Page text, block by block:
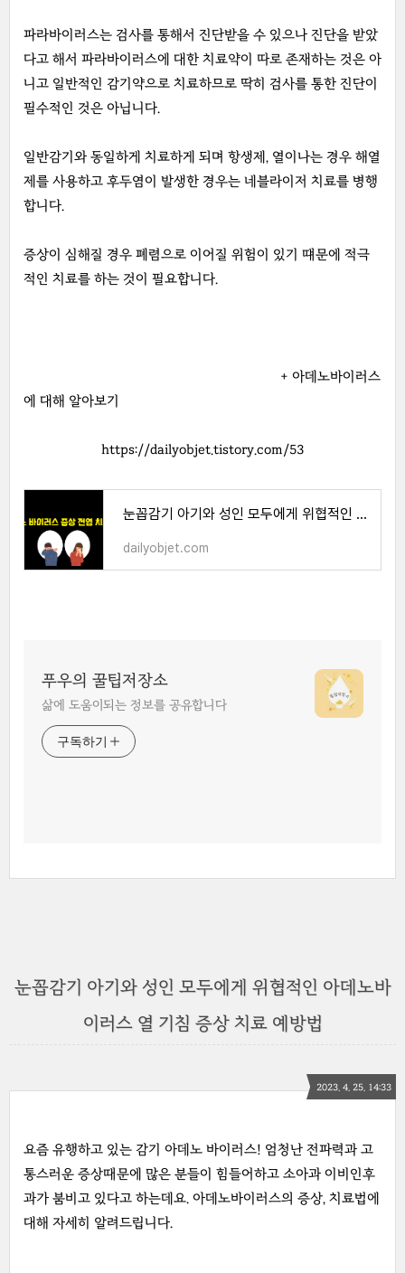
파라바이러스는 검사를 통해서 진단받을 수 있으나 진단을 받았
다고 해서 파라바이러스에 대한 치료약이 따로 존재하는 것은 아
니고 일반적인 감기약으로 치료하므로 딱히 검사를 통한 진단이
필수적인 것은 아닙니다.
일반감기와 동일하게 치료하게 되며 항생제, 열이나는 경우 해열
제를 사용하고 후두염이 발생한 경우는 네블라이저 치료를 병행
합니다.
증상이 심해질 경우 폐렴으로 이어질 위험이 있기 떄문에 적극
적인 치료를 하는 것이 필요합니다.
+ 아데노바이러스
에 대해 알아보기
https://dailyobjet.tistory.com/53
눈꼽감기 아기와 성인 모두에게 위협적인 아데노바이러스 열 기침 증상 치료 예방법
dailyobjet.com
푸우의 꿀팁저장소
삶에 도움이되는 정보를 공유합니다
구독하기
눈꼽감기 아기와 성인 모두에게 위협적인 아데노바
이러스 열 기침 증상 치료 예방법
2023. 4. 25. 14:33
요즘 유행하고 있는 감기 아데노 바이러스! 엄청난 전파력과 고
통스러운 증상때문에 많은 분들이 힘들어하고 소아과 이비인후
과가 붐비고 있다고 하는데요. 아데노바이러스의 증상, 치료법에
대해 자세히 알려드립니다.